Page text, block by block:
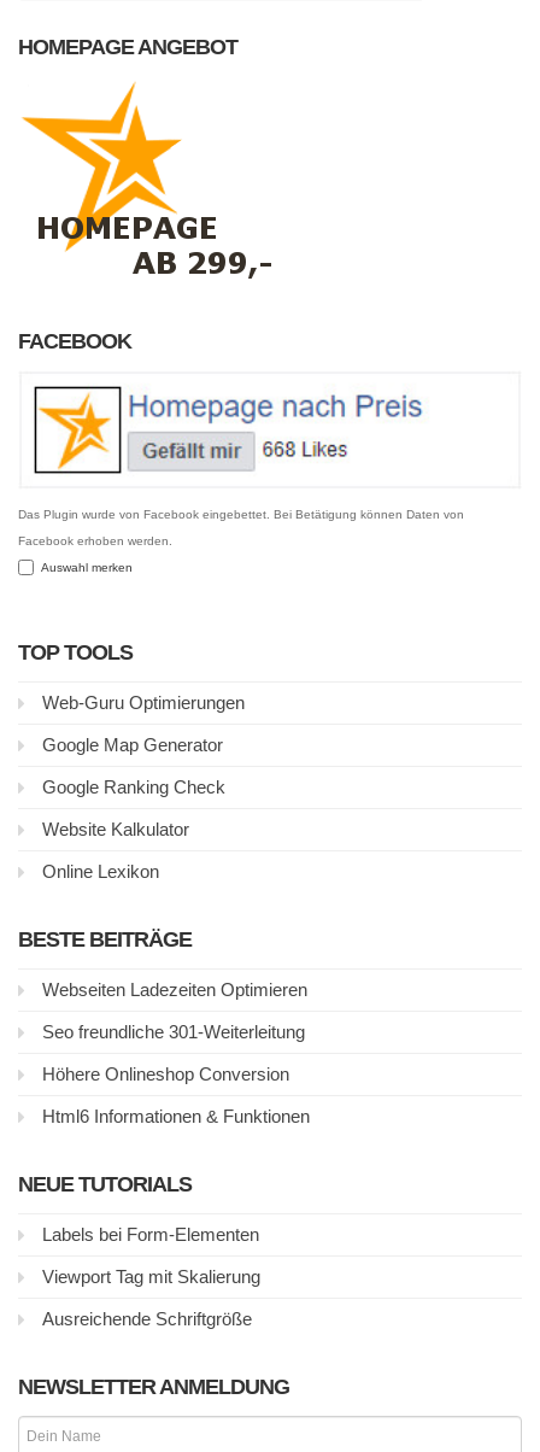
HOMEPAGE ANGEBOT
FACEBOOK
Das Plugin wurde von Facebook eingebettet. Bei Betätigung können Daten von
Facebook erhoben werden.
Auswahl merken
TOP TOOLS
Web-Guru Optimierungen
Google Map Generator
Google Ranking Check
Website Kalkulator
Online Lexikon
BESTE BEITRÄGE
Webseiten Ladezeiten Optimieren
Seo freundliche 301-Weiterleitung
Höhere Onlineshop Conversion
Html6 Informationen & Funktionen
NEUE TUTORIALS
Labels bei Form-Elementen
Viewport Tag mit Skalierung
Ausreichende Schriftgröße
NEWSLETTER ANMELDUNG